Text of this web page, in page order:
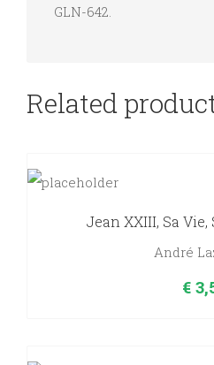
GLN-642.
Related
Jean XXIII, Sa
André
€